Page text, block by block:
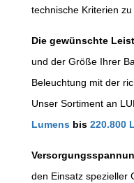
technische Kriterien
Die gewünschte
und der Größe Ihrer
Beleuchtung mit der
Unser Sortiment an
Lumens bis 220.800
den Einsatz spezieller